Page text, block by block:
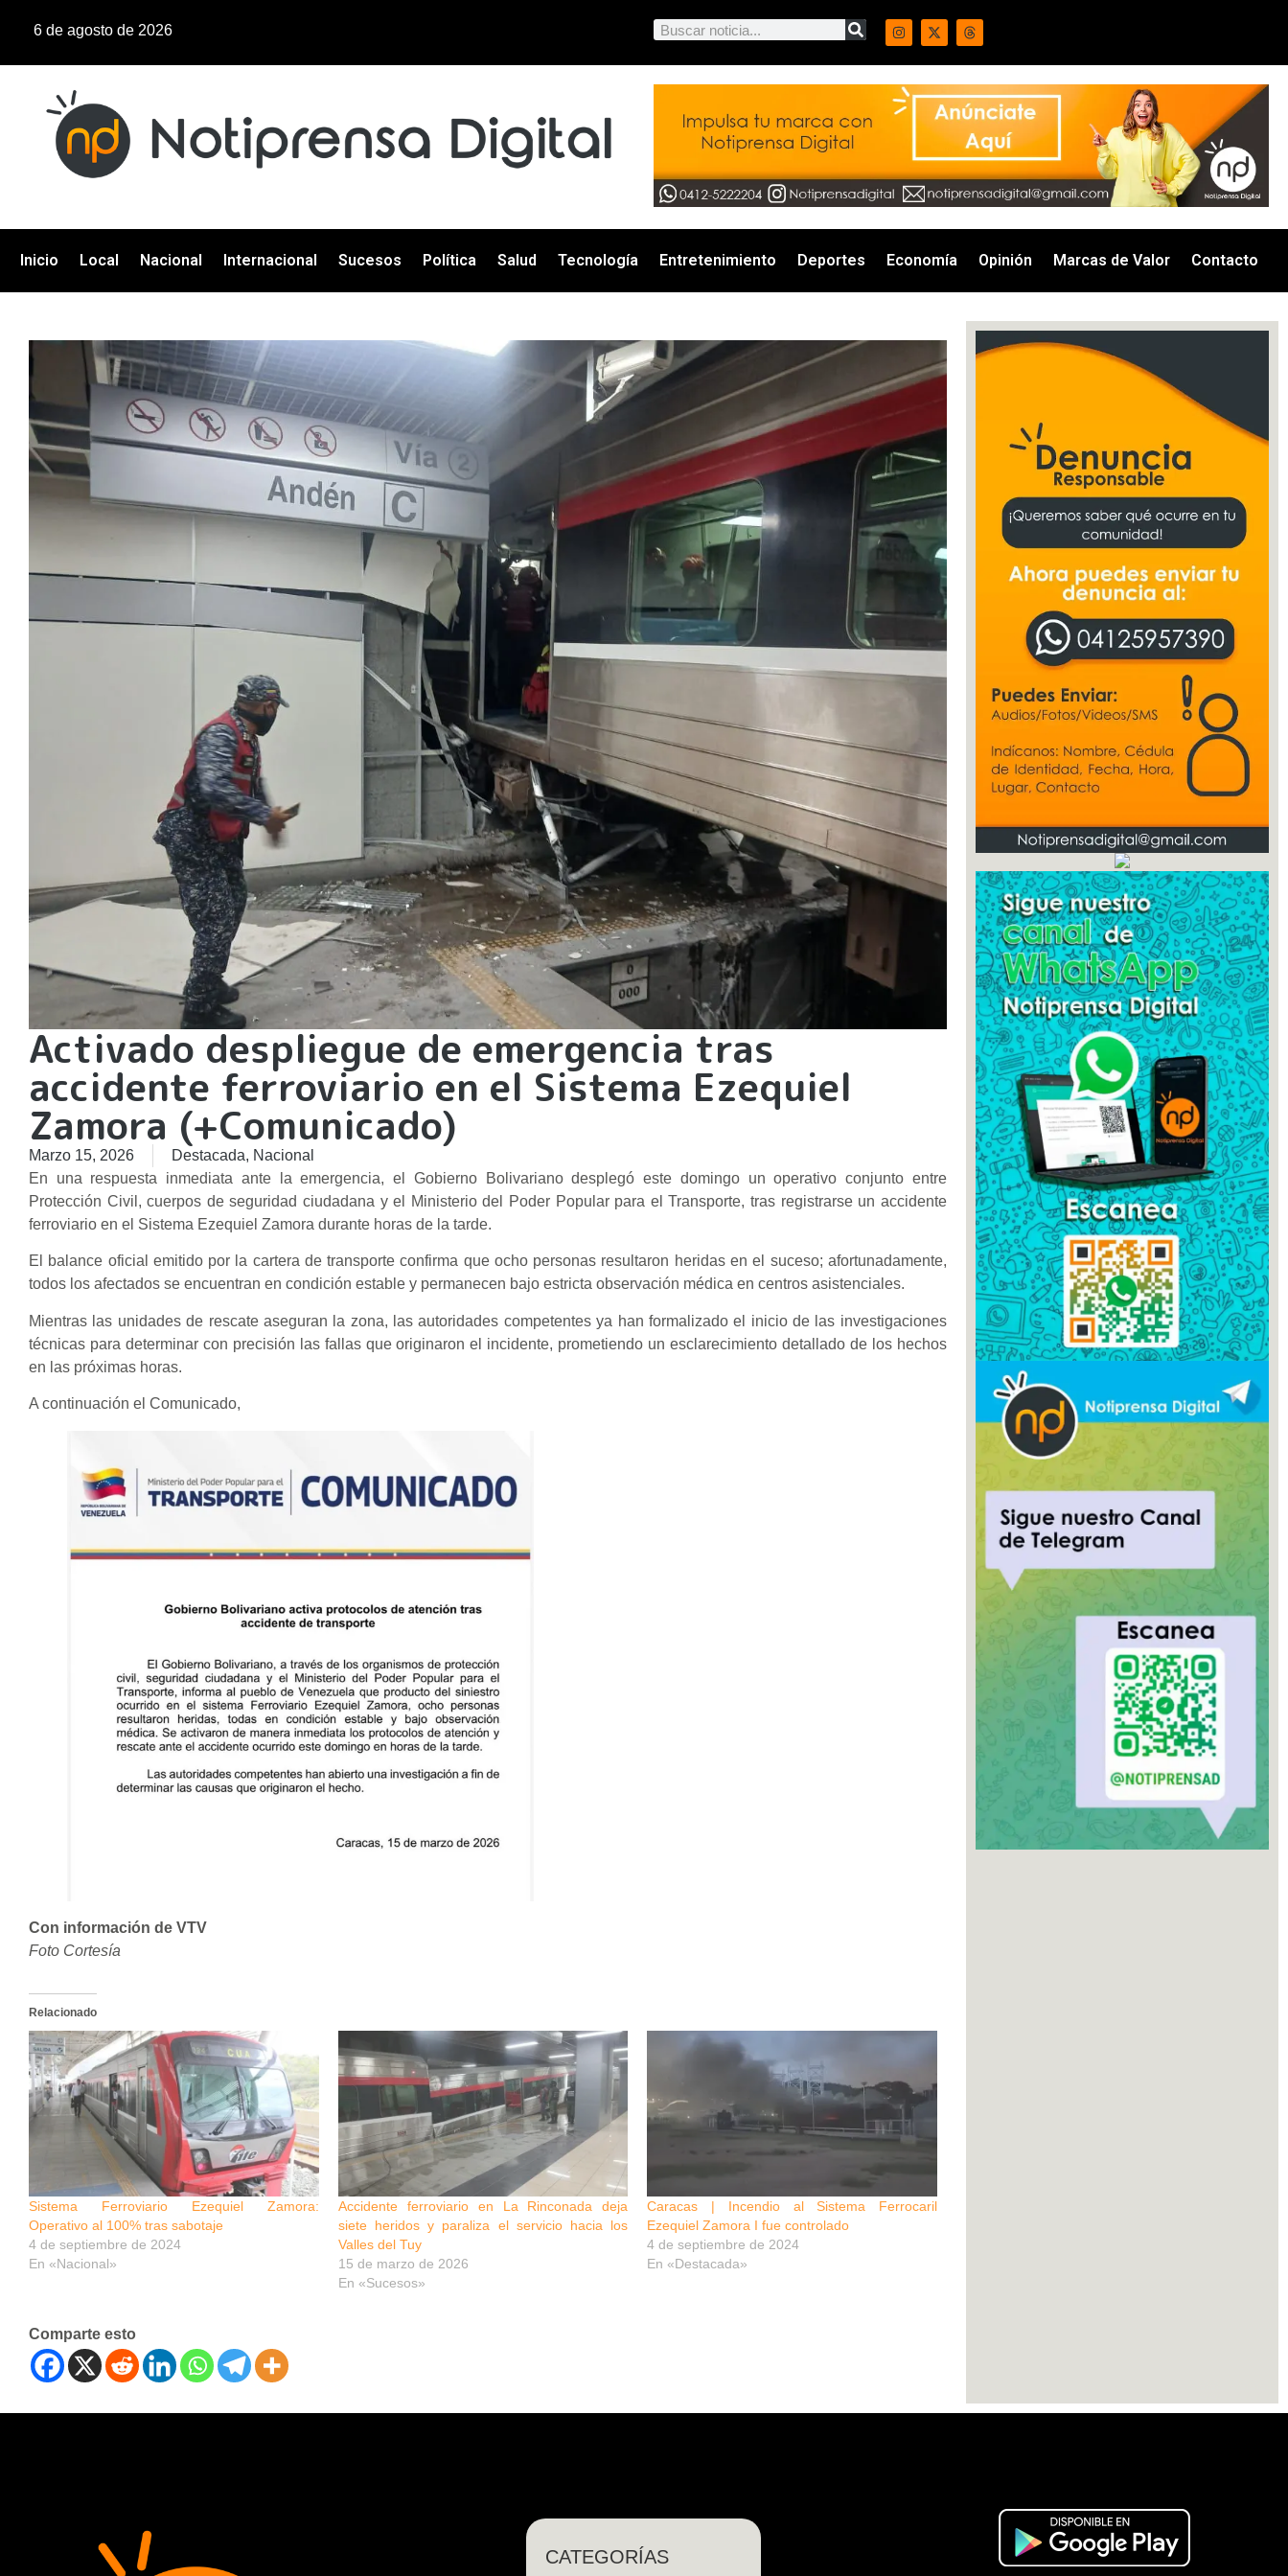
6 de agosto de 2026
Inicio Local Nacional Internacional Sucesos Política Salud Tecnología Entretenimiento Deportes Economía Opinión Marcas de Valor Contacto
Activado despliegue de emergencia tras
accidente ferroviario en el Sistema Ezequiel
Zamora (+Comunicado)
Marzo 15, 2026 Destacada, Nacional
En una respuesta inmediata ante la emergencia, el Gobierno Bolivariano desplegó este domingo un operativo conjunto entre
Protección Civil, cuerpos de seguridad ciudadana y el Ministerio del Poder Popular para el Transporte, tras registrarse un accidente
ferroviario en el Sistema Ezequiel Zamora durante horas de la tarde.
El balance oficial emitido por la cartera de transporte confirma que ocho personas resultaron heridas en el suceso; afortunadamente,
todos los afectados se encuentran en condición estable y permanecen bajo estricta observación médica en centros asistenciales.
Mientras las unidades de rescate aseguran la zona, las autoridades competentes ya han formalizado el inicio de las investigaciones
técnicas para determinar con precisión las fallas que originaron el incidente, prometiendo un esclarecimiento detallado de los hechos
en las próximas horas.
A continuación el Comunicado,
Con información de VTV
Foto Cortesía
Relacionado
Sistema Ferroviario Ezequiel Zamora:
Operativo al 100% tras sabotaje
4 de septiembre de 2024
En «Nacional»
Accidente ferroviario en La Rinconada deja
siete heridos y paraliza el servicio hacia los
Valles del Tuy
15 de marzo de 2026
En «Sucesos»
Caracas | Incendio al Sistema Ferrocaril
Ezequiel Zamora I fue controlado
4 de septiembre de 2024
En «Destacada»
Comparte esto
CATEGORÍAS